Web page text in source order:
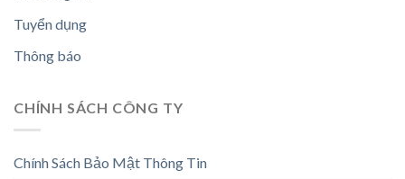
Tuyển dụng
Thông báo
CHÍNH SÁCH CÔNG TY
Chính Sách Bảo Mật Thông Tin